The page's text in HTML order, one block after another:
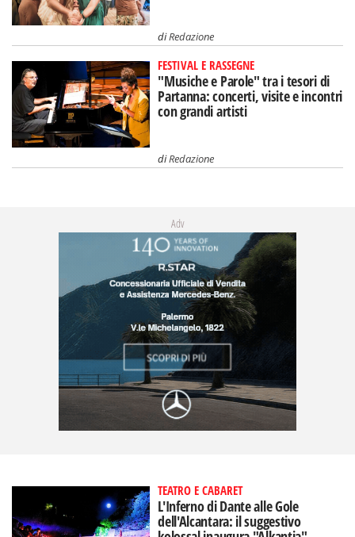
diRedazione
FESTIVAL E RASSEGNE
"Musiche e Parole" tra i tesori di
Partanna: concerti, visite e incontri
con grandi artisti
diRedazione
Adv
TEATRO E CABARET
L'Inferno di Dante alle Gole
dell'Alcantara: il suggestivo